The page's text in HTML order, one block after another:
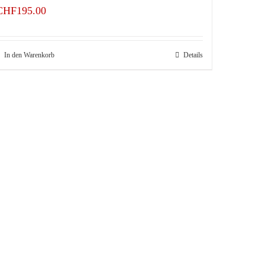
195.00
In den Warenkorb Details